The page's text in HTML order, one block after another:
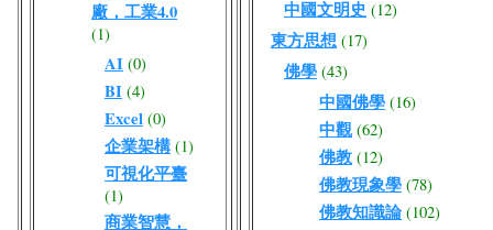
廠，工業4.0
(1)
AI (0)
BI (4)
Excel (0)
企業架構 (1)
可視化平臺
(1)
商業智慧，
中國文明史 (12)
東方思想 (17)
佛學 (43)
中國佛學 (16)
中觀 (62)
佛教 (12)
佛教現象學 (78)
佛教知識論 (102)